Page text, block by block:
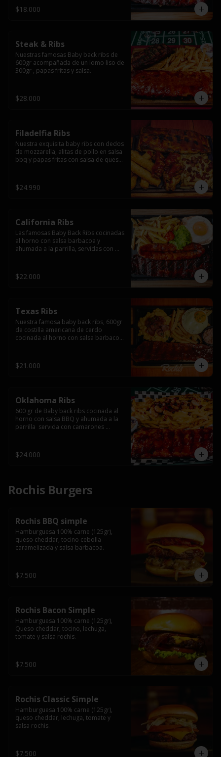
$18.000
Steak & Ribs
Nuestras famosas Baby back ribs de
600gr acompañada de un lomo liso de
300gr , papas fritas y salsa.
$28.000
Filadelfia Ribs
Nuestra exquisita baby ribs con dedos
de mozzarella, alitas de pollo en salsa
bbq y papas fritas con salsa de queso
$24.990
California Ribs
Las famosas Baby Back Ribs cocinadas
al horno con salsa barbacoa y
ahumada a la parrilla, servidas con
$22.000
Texas Ribs
Nuestra famosa baby back ribs, 600gr
de costilla americana de cerdo
cocinada al horno con salsa barbacoa
tocino ahumado laminado, papas
fritas  y un huevo frito.
$21.000
Oklahoma Ribs
600 gr de Baby back ribs cocinada al
horno con salsa BBQ y ahumada a la
parrilla  servida con camarones
$24.000
Rochis Burgers
Rochis BBQ simple
Hamburguesa 100% carne (125gr),
queso cheddar, tocino cebolla
caramelizada y salsa barbacoa.
$7.500
Rochis Bacon Simple
Hamburguesa 100% carne (125gr),
Queso cheddar, tocino, lechuga,
tomate y salsa rochis.
$7.500
Rochis Classic Simple
Hamburguesa 100% carne (125gr),
queso cheddar, lechuga, tomate y
salsa rochis.
$7.500